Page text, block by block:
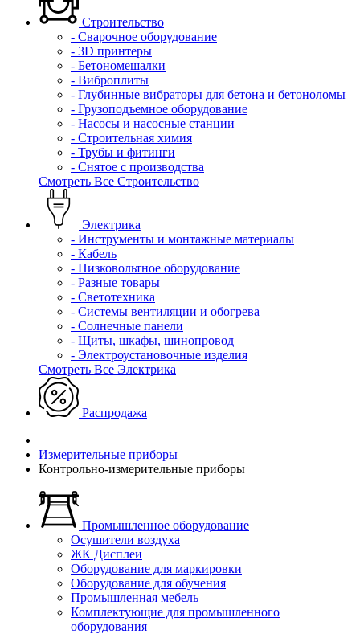
Строительство
- Сварочное оборудование
- 3D принтеры
- Бетономешалки
- Виброплиты
- Глубинные вибраторы для бетона и бетоноломы
- Грузоподъемное оборудование
- Насосы и насосные станции
- Строительная химия
- Трубы и фитинги
- Снятое с производства
Смотреть Все Строительство
Электрика
- Инструменты и монтажные материалы
- Кабель
- Низковольтное оборудование
- Разные товары
- Светотехника
- Системы вентиляции и обогрева
- Солнечные панели
- Щиты, шкафы, шинопровод
- Электроустановочные изделия
Смотреть Все Электрика
Распродажа
Измерительные приборы
Контрольно-измерительные приборы
Промышленное оборудование
Осушители воздуха
ЖК Дисплеи
Оборудование для маркировки
Оборудование для обучения
Промышленная мебель
Комплектующие для промышленного
оборудования